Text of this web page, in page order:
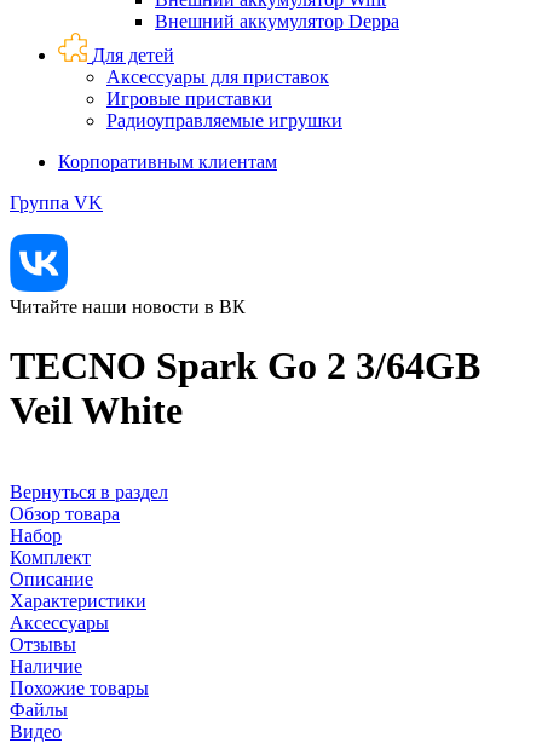
Внешний аккумулятор Deppa
Для детей
Аксессуары для приставок
Игровые приставки
Радиоуправляемые игрушки
Корпоративным клиентам
Группа VK
Читайте наши новости в ВК
TECNO Spark Go 2 3/64GB
Veil White
Вернуться в раздел
Обзор товара
Набор
Комплект
Описание
Характеристики
Аксессуары
Отзывы
Наличие
Похожие товары
Файлы
Видео